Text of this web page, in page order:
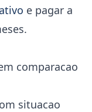
e pagar a
comparacao
situacao